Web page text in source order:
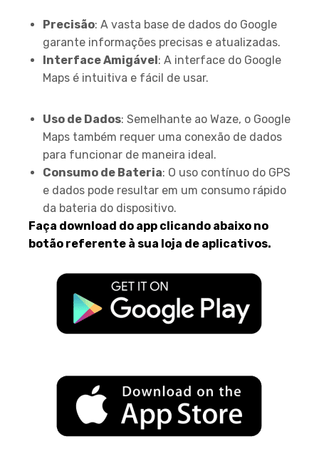
Precisão: A vasta base de dados do Google
garante informações precisas e atualizadas.
Interface Amigável: A interface do Google
Maps é intuitiva e fácil de usar.
Uso de Dados: Semelhante ao Waze, o Google
Maps também requer uma conexão de dados
para funcionar de maneira ideal.
Consumo de Bateria: O uso contínuo do GPS
e dados pode resultar em um consumo rápido
da bateria do dispositivo.
Faça download do app clicando abaixo no
botão referente à sua loja de aplicativos.